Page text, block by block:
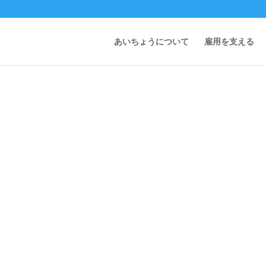
あいちょうについて 雇用を支える